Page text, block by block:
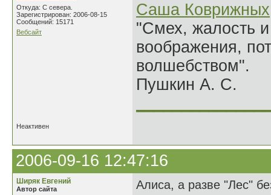
Откуда: С севера.
Зарегистрирован: 2006-08-15
Сообщений: 15171
Вебсайт
Саша Коврижных
"Смех, жалость
воображения,
волшебством".
Пушкин А. С.
Неактивен
2006-09-16 12:47:16
Ширяк Евгений
Автор сайта
Алиса, а разве "Лес"